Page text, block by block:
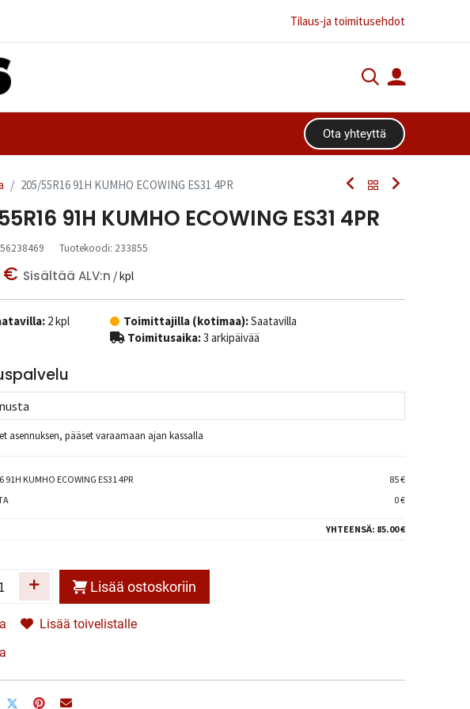
Tilaus-ja toimitusehdot
Ota yhteyttä​​​​
205/55R16 91H KUMHO ECOWING ES31 4PR
91H KUMHO ECOWING ES31 4PR
Tuotekoodi: 233855
€ Sisältää ALV:n / kpl
2 kpl Toimittajilla (kotimaa):Saatavilla
Toimitusaika:3 arkipäivää
asennuksen, pääset varaamaan ajan kassalla
91H KUMHO ECOWING ES31 4PR
85 €
0 €
YHTEENSÄ: 85.00 €
Lisää ostoskoriin
Lisää toivelistalle